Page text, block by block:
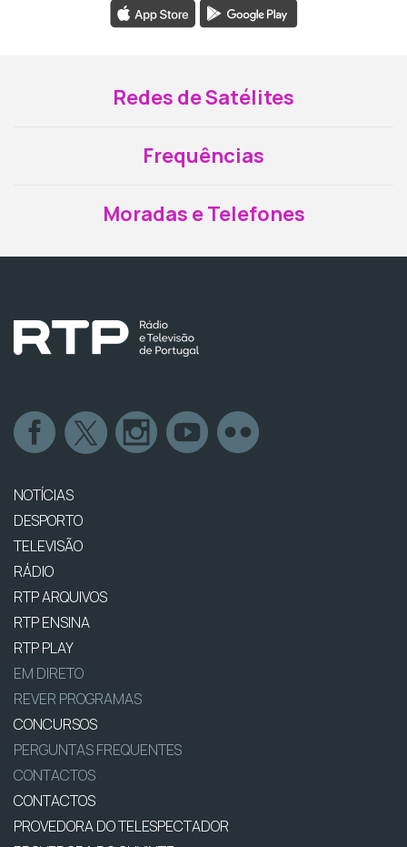
Redes de Satélites
Frequências
Moradas e Telefones
NOTÍCIAS
DESPORTO
TELEVISÃO
RÁDIO
RTP ARQUIVOS
RTP ENSINA
RTP PLAY
EM DIRETO
REVER PROGRAMAS
CONCURSOS
PERGUNTAS FREQUENTES
CONTACTOS
CONTACTOS
PROVEDORA DO TELESPECTADOR